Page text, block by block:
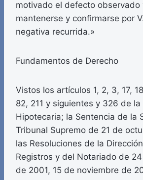
motivado el defecto observado
mantenerse y confirmarse por
negativa recurrida.»
Fundamentos de Derecho
Vistos los artículos 1, 2, 3, 17,
82, 211 y siguientes y 326 de la
Hipotecaria; la Sentencia de la
Tribunal Supremo de 21 de
las Resoluciones de la
Registros y del Notariado de
de 2001, 15 de noviembre de